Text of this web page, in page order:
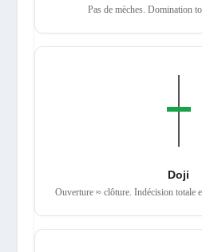
Pas de mèches. Domination
Doji
Ouverture ≈ clôture. Indécision totale